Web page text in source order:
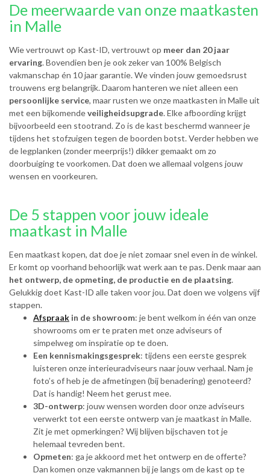
De meerwaarde van onze maatkasten
in Malle
Wie vertrouwt op Kast-ID, vertrouwt op meer dan 20 jaar
ervaring. Bovendien ben je ook zeker van 100% Belgisch
vakmanschap én 10 jaar garantie. We vinden jouw gemoedsrust
trouwens erg belangrijk. Daarom hanteren we niet alleen een
persoonlijke service, maar rusten we onze maatkasten in Malle uit
met een bijkomendeveiligheidsupgrade. Elke afboording krijgt
bijvoorbeeld een stootrand. Zo is de kast beschermd wanneer je
tijdens het stofzuigen tegen de boorden botst. Verder hebben we
de legplanken (zonder meerprijs!) dikker gemaakt om zo
doorbuiging te voorkomen. Dat doen we allemaal volgens jouw
wensen en voorkeuren.
De 5 stappen voor jouw ideale
maatkast in Malle
Een maatkast kopen, dat doe je niet zomaar snel even in de winkel.
Er komt op voorhand behoorlijk wat werk aan te pas. Denk maar aan
het ontwerp, de opmeting, de productie en de plaatsing.
Gelukkig doet Kast-ID alle taken voor jou. Dat doen we volgens vijf
stappen.
Afspraak in de showroom: je bent welkom in één van onze
showrooms om er te praten met onze adviseurs of
simpelweg om inspiratie op te doen.
Een kennismakingsgesprek: tijdens een eerste gesprek
luisteren onze interieuradviseurs naar jouw verhaal. Nam je
foto’s of heb je de afmetingen (bij benadering) genoteerd?
Dat is handig! Neem het gerust mee.
3D-ontwerp: jouw wensen worden door onze adviseurs
verwerkt tot een eerste ontwerp van je maatkast in Malle.
Zit je met opmerkingen? Wij blijven bijschaven tot je
helemaal tevreden bent.
Opmeten: ga je akkoord met het ontwerp en de offerte?
Dan komen onze vakmannen bij je langs om de kast op te